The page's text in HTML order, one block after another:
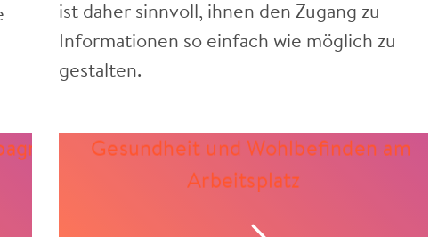
ist daher sinnvoll, ihnen den Zugang zu
Informationen so einfach wie möglich zu
gestalten.